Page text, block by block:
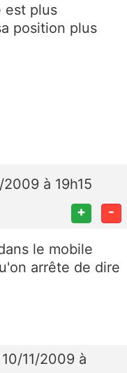
est plus
position plus
2009 à 19h15
+ -
le mobile
arrête de dire
11/2009 à